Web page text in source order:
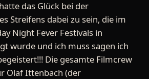
das Glück bei der
Streifens dabei zu sein, die im
Night Fever Festivals in
wurde und ich muss sagen ich
Die gesamte Filmcrew
Olaf Ittenbach (der